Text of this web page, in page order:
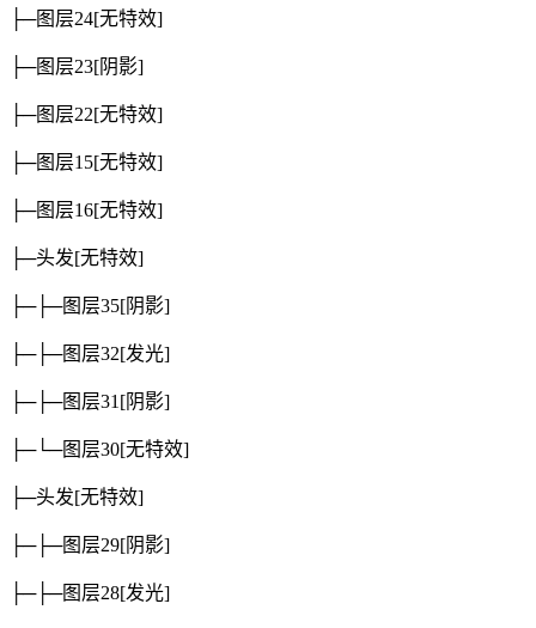
├─图层24[无特效]
├─图层23[阴影]
├─图层22[无特效]
├─图层15[无特效]
├─图层16[无特效]
├─头发[无特效]
├─├─图层35[阴影]
├─├─图层32[发光]
├─├─图层31 [阴影]
├─└─图层30[无特效]
├─头发[无特效]
├─├─图层29[阴影]
├─├─图层28[发光]